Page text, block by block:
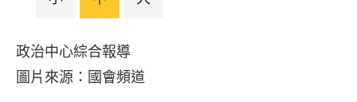
政治中心綜合報導
圖片來源：國會頻道